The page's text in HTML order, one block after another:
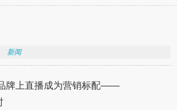
新闻
牌上直播成为营销标配——